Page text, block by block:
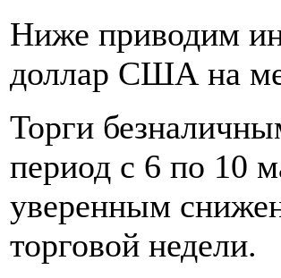
Ниже приводим
доллар США на
Торги
период с 6 по 10
уверенным
торговой недели.